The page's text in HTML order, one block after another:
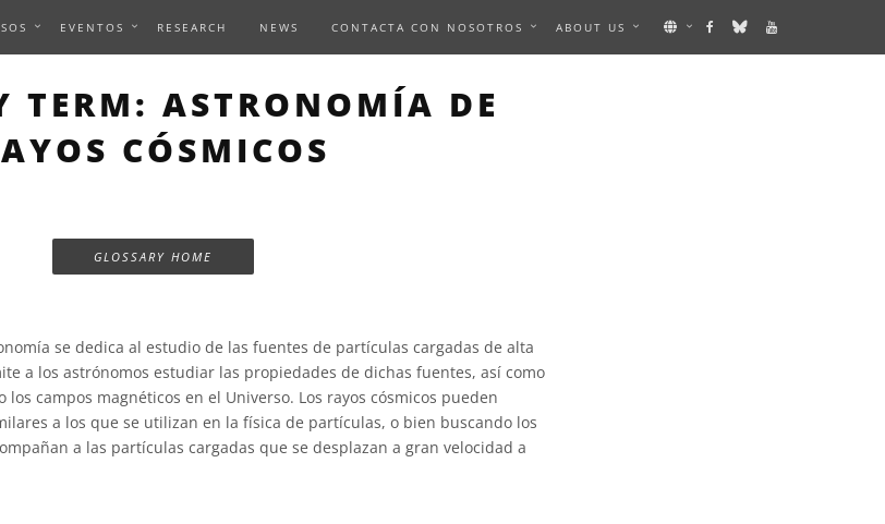
EVENTOS RESEARCH NEWS CONTACTA CON NOSOTROS ABOUT US
TERM: ASTRONOMÍA DE
CÓSMICOS
GLOSSARY HOME
se dedica al estudio de las fuentes de partículas cargadas de alta
a los astrónomos estudiar las propiedades de dichas fuentes, así como
los campos magnéticos en el Universo. Los rayos cósmicos pueden
a los que se utilizan en la física de partículas, o bien buscando los
a las partículas cargadas que se desplazan a gran velocidad a